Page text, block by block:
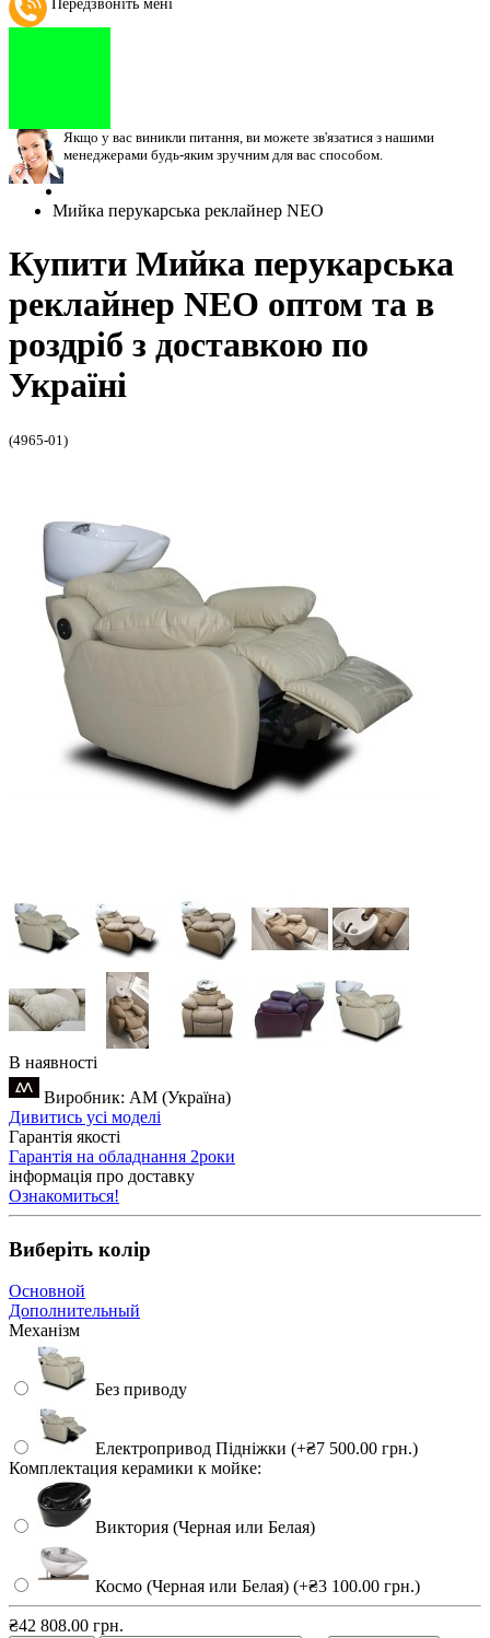
Передзвоніть мені
Якщо у вас виникли питання, ви можете зв'язатися з нашими
менеджерами будь-яким зручним для вас способом.
Мийка перукарська реклайнер NEO
Купити Мийка перукарська
реклайнер NEO оптом та в
роздріб з доставкою по
Україні
(4965-01)
В наявності
Виробник: AM (Україна)
Дивитись усі моделі
Гарантія якості
Гарантія на обладнання 2роки
інформація про доставку
Ознакомиться!
Виберіть колір
Основной
Дополнительный
Механізм
Без приводу
Електропривод Підніжки (+₴7 500.00 грн.)
Комплектация керамики к мойке:
Виктория (Черная или Белая)
Космо (Черная или Белая) (+₴3 100.00 грн.)
₴42 808.00 грн.